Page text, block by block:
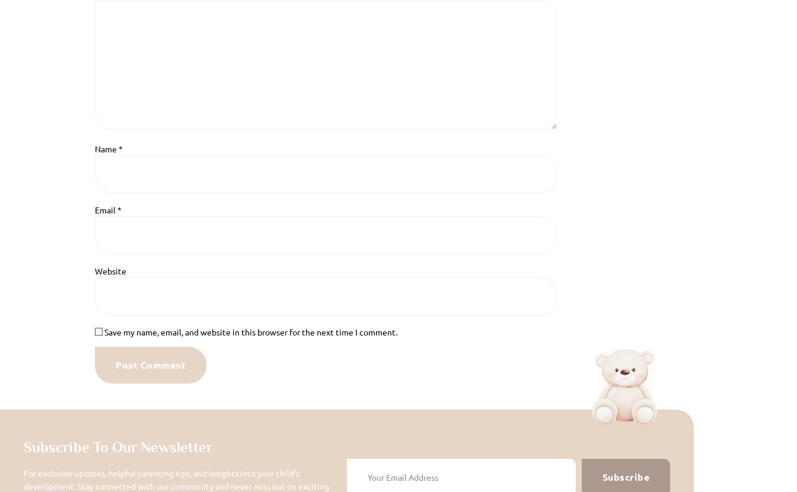
Name *
Email *
Website
Save my name, email, and website in this browser for the next time I comment.
Subscribe To Our Newsletter
For exclusive updates, helpful parenting tips, and insights into your child's
development. Stay connected with our community and never miss out on exciting
Subscribe